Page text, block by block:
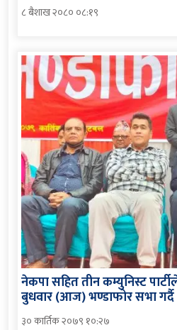
८ बैशाख २०८० ०८:१९
नेकपा सहित तीन कम्युनिस्ट
बुधवार (आज) भण्डाफोर सभा गर्दै
३० कार्तिक २०७९ १०:२७